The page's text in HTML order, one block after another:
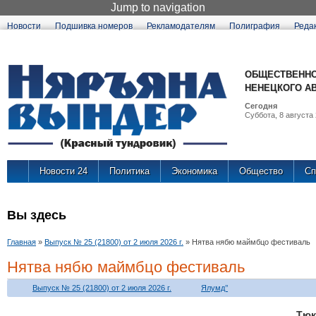
Jump to navigation
Новости Подшивка номеров Рекламодателям Полиграфия
НЕНЕЦКОГО
Сегодня
Суббота, 8 августа
Новости 24 Политика Экономика Общество
Вы здесь
Главная » Выпуск № 25 (21800) от 2 июля 2026 г. » Нятва нябю маймбцо фестиваль
Нятва нябю маймбцо фестиваль
Выпуск № 25 (21800) от 2 июля 2026 г. Ялумд’’